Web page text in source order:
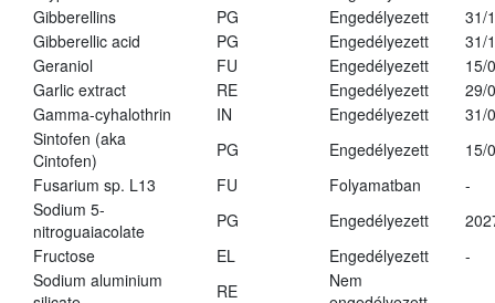
Gibberellins
PG Engedélyezett
31/
Gibberellic acid
PG Engedélyezett
31/
Geraniol
FU Engedélyezett
15/
Garlic extract
RE Engedélyezett
29/
Gamma-cyhalothrin
IN Engedélyezett
31/
Sintofen (aka
Cintofen)
PG Engedélyezett
15/
Fusarium sp. L13
FU Folyamatban
-
Sodium 5-
nitroguaiacolate
PG Engedélyezett
Fructose
EL Engedélyezett
-
Sodium aluminium
RE
Nem